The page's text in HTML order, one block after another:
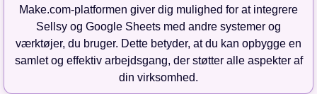
Make.com-platformen giver dig mulighed for at integrere
Sellsy og Google Sheets med andre systemer og
værktøjer, du bruger. Dette betyder, at du kan opbygge en
samlet og effektiv arbejdsgang, der støtter alle aspekter af
din virksomhed.